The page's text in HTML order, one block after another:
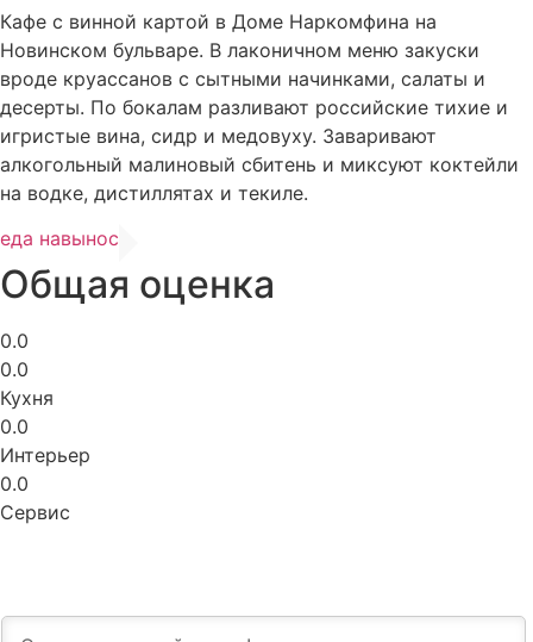
Кафе с винной картой в Доме Наркомфина на
Новинском бульваре. В лаконичном меню закуски
вроде круассанов с сытными начинками, салаты и
десерты. По бокалам разливают российские тихие и
игристые вина, сидр и медовуху. Заваривают
алкогольный малиновый сбитень и миксуют коктейли
на водке, дистиллятах и текиле.
еда навынос
Общая оценка
0.0
0.0
Кухня
0.0
Интерьер
0.0
Сервис